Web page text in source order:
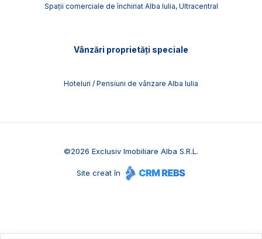
Spații comerciale de închiriat Alba Iulia, Ultracentral
Vânzări proprietăți speciale
Hoteluri / Pensiuni de vânzare Alba Iulia
©2026 Exclusiv Imobiliare Alba S.R.L.
Site creat în